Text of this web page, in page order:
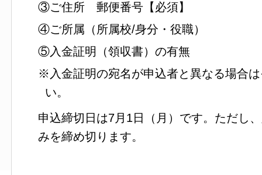
③ご住所 郵便番号【必須】
④ご所属（所属校/身分・役職）
⑤入金証明（領収書）の有無
※入金証明の宛名が申込者と異なる場合
い。
申込締切日は7月1日（月）です。ただし
みを締め切ります。